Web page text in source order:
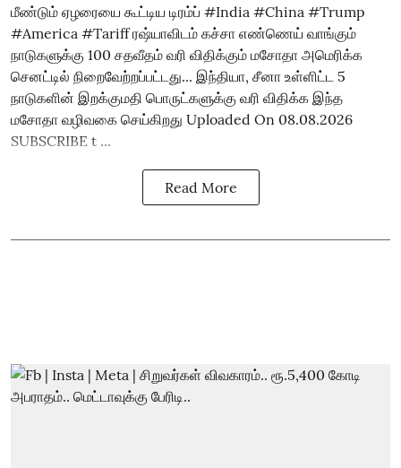
மீண்டும் ஏழரையை கூட்டிய டிரம்ப் #India #China #Trump
#America #Tariff ரஷ்யாவிடம் கச்சா எண்ணெய் வாங்கும்
நாடுகளுக்கு 100 சதவீதம் வரி விதிக்கும் மசோதா அமெரிக்க
செனட்டில் நிறைவேற்றப்பட்டது... இந்தியா, சீனா உள்ளிட்ட 5
நாடுகளின் இறக்குமதி பொருட்களுக்கு வரி விதிக்க இந்த
மசோதா வழிவகை செய்கிறது Uploaded On 08.08.2026
SUBSCRIBE t ...
Read More